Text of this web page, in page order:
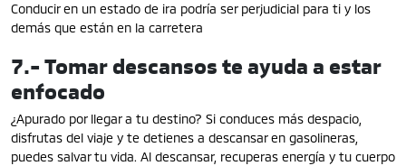
Conducir en un estado de ira podría ser perjudicial para ti y los
demás que están en la carretera
7.- Tomar descansos te ayuda a estar
enfocado
¿Apurado por llegar a tu destino? Si conduces más despacio,
disfrutas del viaje y te detienes a descansar en gasolineras,
puedes salvar tu vida. Al descansar, recuperas energía y tu cuerpo